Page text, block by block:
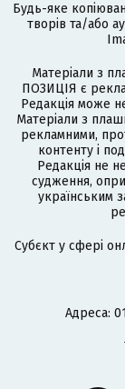
Будь-яке
творів та/або
Матеріали з
ПОЗИЦІЯ є
Редакція може
Матеріали з
рекламними,
контенту і
Редакція не
судження,
українським
Cубєкт у сфері
Адреса: